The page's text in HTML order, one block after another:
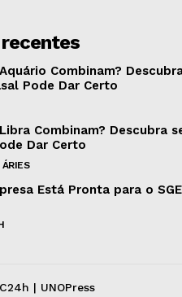
Combinam?
Pode Dar Certo
Combinam? Descubra
Dar Certo
Está Pronta para o
| UNOPress